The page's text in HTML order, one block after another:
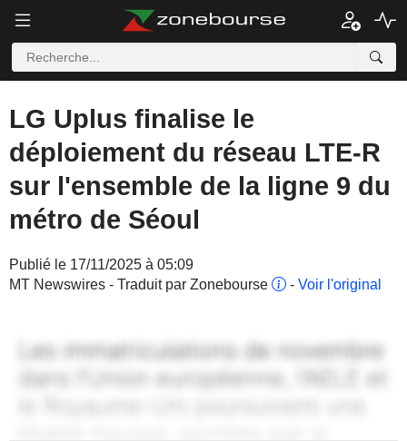
LG Uplus finalise le
déploiement du réseau LTE-R
sur l'ensemble de la ligne 9 du
métro de Séoul
Publié le 17/11/2025 à 05:09
MT Newswires - Traduit par Zonebourse
- Voir l'original